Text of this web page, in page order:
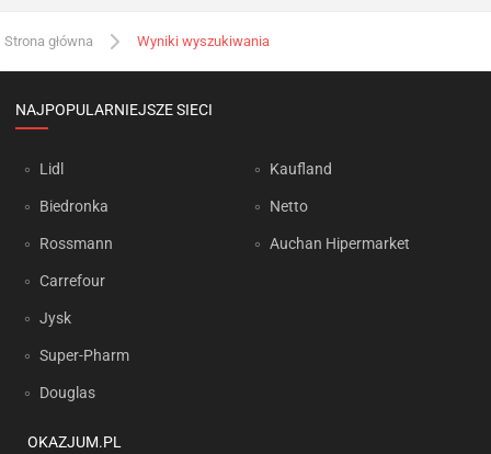
Strona główna Wyniki wyszukiwania
NAJPOPULARNIEJSZE SIECI
Lidl
Biedronka
Rossmann
Carrefour
Jysk
Super-Pharm
Douglas
Kaufland
Netto
Auchan Hipermarket
OKAZJUM.PL